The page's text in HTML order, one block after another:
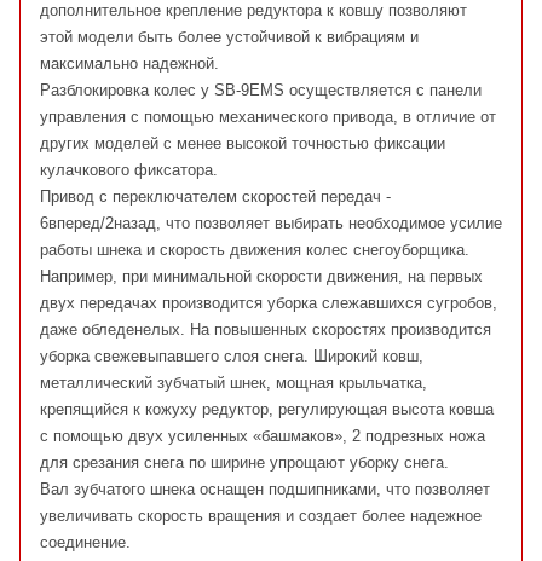
дополнительное крепление редуктора к ковшу позволяют
этой модели быть более устойчивой к вибрациям и
максимально надежной.
Разблокировка колес у SB-9EМS осуществляется с панели
управления с помощью механического привода, в отличие от
других моделей с менее высокой точностью фиксации
кулачкового фиксатора.
Привод с переключателем скоростей передач -
6вперед/2назад, что позволяет выбирать необходимое усилие
работы шнека и скорость движения колес снегоуборщика.
Например, при минимальной скорости движения, на первых
двух передачах производится уборка слежавшихся сугробов,
даже обледенелых. На повышенных скоростях производится
уборка свежевыпавшего слоя снега. Широкий ковш,
металлический зубчатый шнек, мощная крыльчатка,
крепящийся к кожуху редуктор, регулирующая высота ковша
с помощью двух усиленных «башмаков», 2 подрезных ножа
для срезания снега по ширине упрощают уборку снега.
Вал зубчатого шнека оснащен подшипниками, что позволяет
увеличивать скорость вращения и создает более надежное
соединение.